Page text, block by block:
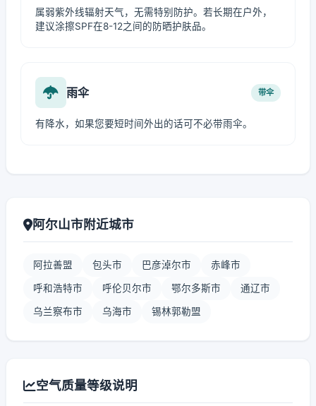
属弱紫外线辐射天气，无需特别防护。若长期在户外，
建议涂擦SPF在8-12之间的防晒护肤品。
雨伞 带伞
有降水，如果您要短时间外出的话可不必带雨伞。
阿尔山市附近城市
阿拉善盟 包头市 巴彦淖尔市 赤峰市
呼和浩特市 呼伦贝尔市 鄂尔多斯市 通辽市
乌兰察布市 乌海市 锡林郭勒盟
空气质量等级说明